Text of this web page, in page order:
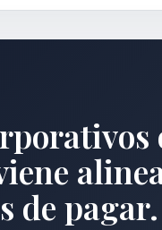
de pagar.